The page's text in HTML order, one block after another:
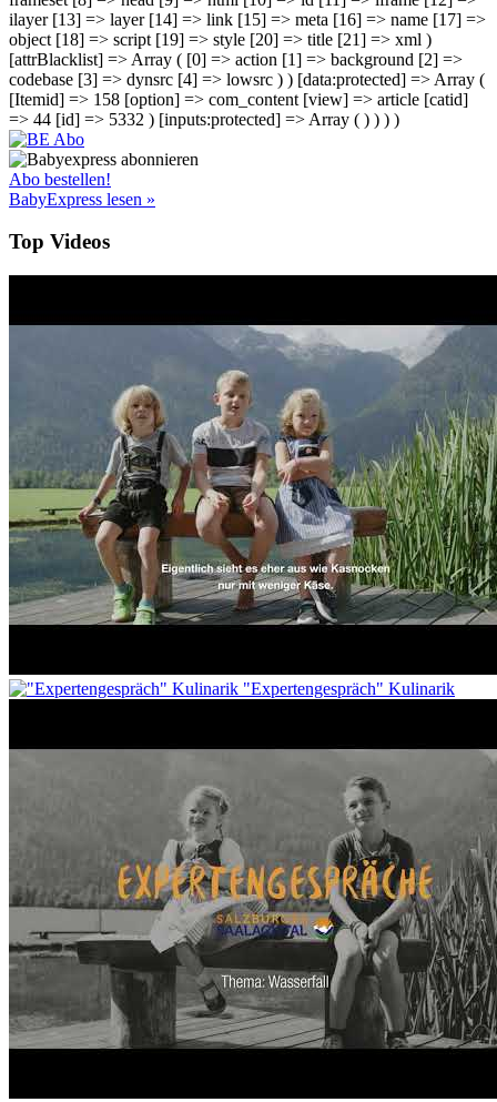
ilayer [13] => layer [14] => link [15] => meta [16] => name [17] =>
object [18] => script [19] => style [20] => title [21] => xml )
[attrBlacklist] => Array ( [0] => action [1] => background [2] =>
codebase [3] => dynsrc [4] => lowsrc ) ) [data:protected] => Array (
[Itemid] => 158 [option] => com_content [view] => article [catid]
=> 44 [id] => 5332 ) [inputs:protected] => Array ( ) ) ) )
Abo bestellen!
BabyExpress lesen »
Top Videos
"Expertengespräch" Kulinarik